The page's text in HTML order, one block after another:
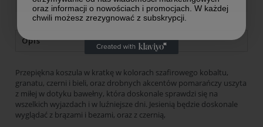
Opis
Przepiękna koszula w kratkę w kolorach szafirowego kobaltu,
granatu, czerni i bieli, oraz drobnych akcentów pomarańczy uszyta
z miłej w dotyku bawełny, która doskonale sprawdzi się na
wszelkich wyjazdach i w luźniejsze dni. Jesienią będzie doskonale
wyglądać z brązami i bezami, oraz z czernią,
oraz informacji o nowościach i promocjach. W każdej
chwili możesz zrezygnować z subskrypcji.